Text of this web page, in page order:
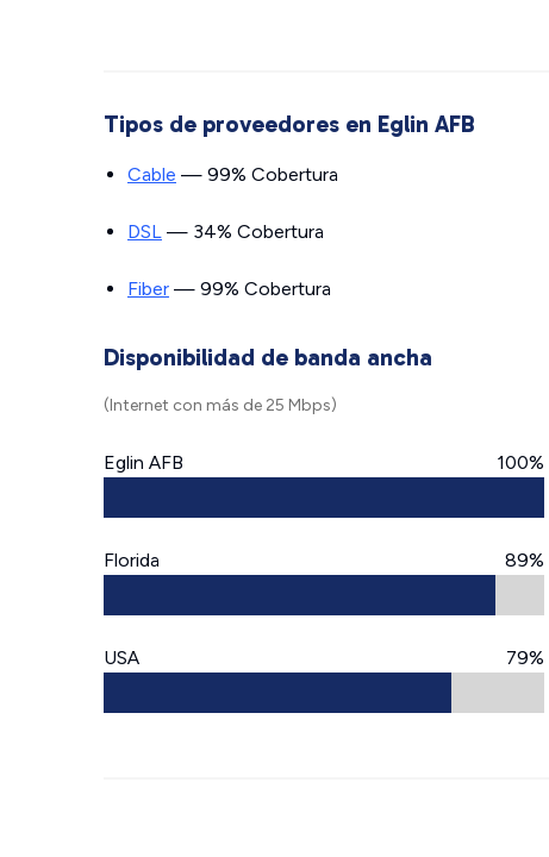
Tipos de proveedores en Eglin AFB
Cable — 99% Cobertura
DSL — 34% Cobertura
Fiber — 99% Cobertura
Disponibilidad de banda ancha
(Internet con más de 25 Mbps)
Eglin AFB 100%
Florida 89%
USA 79%